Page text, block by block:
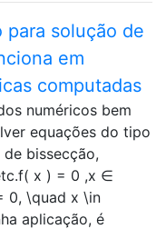
solução de
em
computadas
numéricos bem
equações do tipo
bissecção,
x ) = 0 ,x ∈
0, \quad x \in
aplicação, é